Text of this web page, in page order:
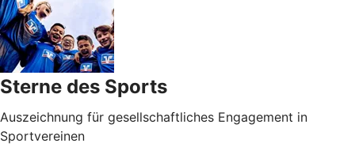
Sterne des Sports
Auszeichnung für gesellschaftliches Engagement in
Sportvereinen